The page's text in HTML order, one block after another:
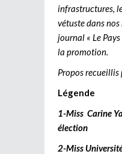
infrastructures,
vétuste dans
journal « Le
la promotion.
Propos recueillis
Légende
1-Miss Carine
élection
2-Miss